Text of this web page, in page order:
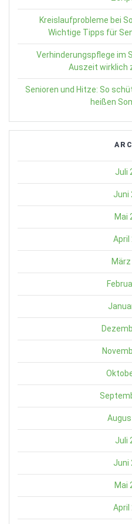
Kreislaufprobleme bei
Wichtige Tipps für
Verhinderungspflege im
Auszeit wirklich
Senioren und Hitze: So
heißen
Juli
Juni
Mai
April
Juli
Juni
Mai
April